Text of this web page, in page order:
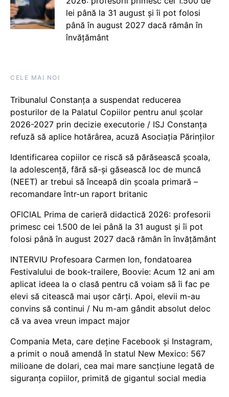
lei până la 31 august și îi pot folosi
până în august 2027 dacă rămân în
învățământ
CELE MAI NOI
Tribunalul Constanța a suspendat reducerea
posturilor de la Palatul Copiilor pentru anul școlar
2026-2027 prin decizie executorie / ISJ Constanța
refuză să aplice hotărârea, acuză Asociația Părinților
Identificarea copiilor ce riscă să părăsească școala,
la adolescență, fără să-și găsească loc de muncă
(NEET) ar trebui să înceapă din școala primară –
recomandare într-un raport britanic
OFICIAL Prima de carieră didactică 2026: profesorii
primesc cei 1.500 de lei până la 31 august și îi pot
folosi până în august 2027 dacă rămân în învățământ
INTERVIU Profesoara Carmen Ion, fondatoarea
Festivalului de book-trailere, Boovie: Acum 12 ani am
aplicat ideea la o clasă pentru că voiam să îi fac pe
elevi să citească mai ușor cărți. Apoi, elevii m-au
convins să continui / Nu m-am gândit absolut deloc
că va avea vreun impact major
Compania Meta, care deține Facebook și Instagram,
a primit o nouă amendă în statul New Mexico: 567
milioane de dolari, cea mai mare sancțiune legată de
siguranța copiilor, primită de gigantul social media